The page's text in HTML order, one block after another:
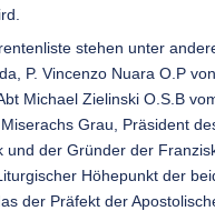
stehen unter
P. Vincenzo Nuara O.P von
Abt Michael Zielinski O.S.B
Grau, Präsident
und der Gründer der
Höhepunkt der
der Präfekt der